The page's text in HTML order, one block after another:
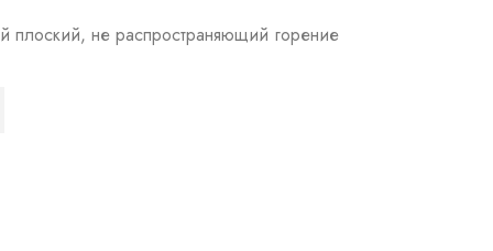
плоский, не распространяющий горение